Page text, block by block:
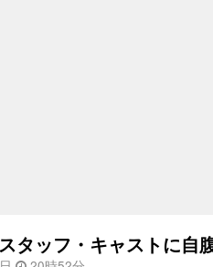
タッフ・キャストに自